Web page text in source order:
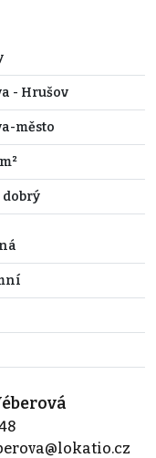
- Hrušov
město